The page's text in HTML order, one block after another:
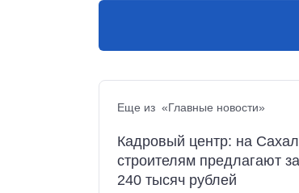
Еще из «Главные новости»
Кадровый центр: на
строителям предлагают
240 тысяч рублей